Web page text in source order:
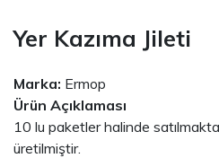
Yer Kazıma Jileti
Marka: Ermop
Ürün Açıklaması
10 lu paketler halinde
üretilmiştir.